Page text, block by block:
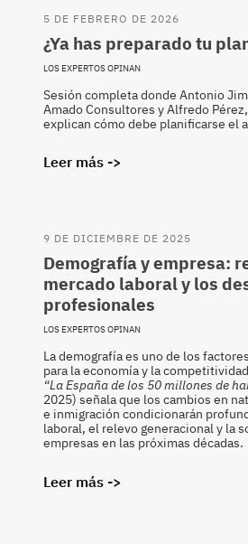
5 DE FEBRERO DE 2026
¿Ya has preparado tu
LOS EXPERTOS OPINAN
Sesión completa donde Antonio
Amado Consultores y Alfredo
explican cómo debe planificarse el
Leer más ->
9 DE DICIEMBRE DE 2025
Demografía y empresa:
mercado laboral y los
profesionales
LOS EXPERTOS OPINAN
La demografía es uno de los
para la economía y la
“La España de los 50 millones de
2025) señala que los cambios en
e inmigración condicionarán
laboral, el relevo generacional y la
empresas en las próximas décadas.
Leer más ->